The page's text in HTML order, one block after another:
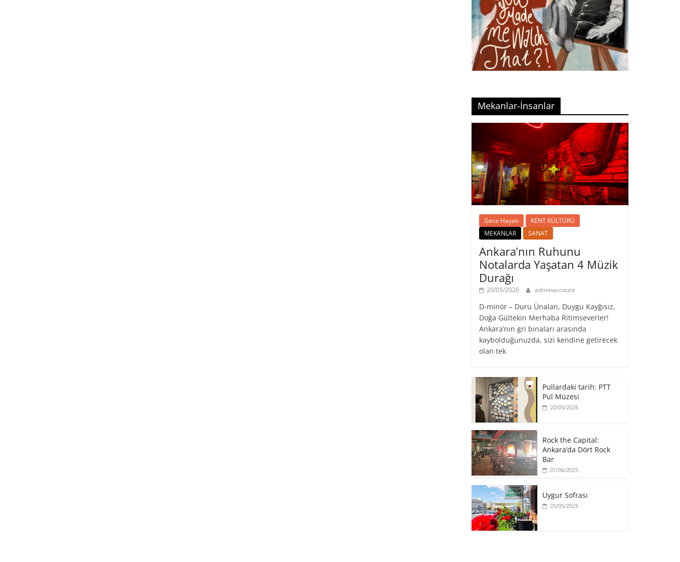
Mekanlar-İnsanlar
Gece Hayatı
KENT KÜLTÜRÜ
MEKANLAR
SANAT
Ankara’nın Ruhunu
Notalarda Yaşatan 4 Müzik
Durağı
20/05/2026 adminaccount
D-minör – Duru Ünalan, Duygu Kayğısız,
Doğa Gültekin Merhaba Ritimseverler!
Ankara’nın gri binaları arasında
kaybolduğunuzda, sizi kendine getirecek
olan tek
Pullardaki tarih: PTT
Pul Müzesi
20/05/2026
Rock the Capital:
Ankara’da Dört Rock
Bar
01/06/2025
Uygur Sofrası
25/05/2025